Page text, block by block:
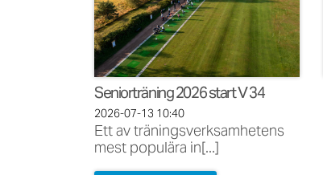
Seniorträning 2026 start V 34
2026-07-1310:40
Ett av träningsverksamhetens
mest populära in[...]